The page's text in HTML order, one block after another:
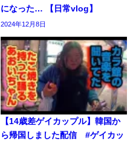
になった… 【日常vlog】
2024年12月8日
【14歳差ゲイカップル】韓国か
ら帰国しました配信 #ゲイカッ